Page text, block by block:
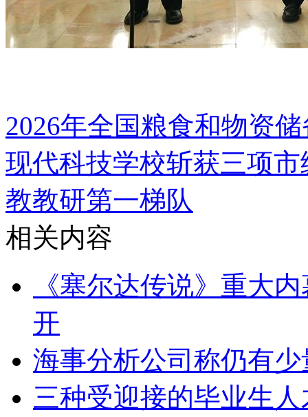
2026年全国粮食和物资
现代科技学校斩获三项
教教研第一梯队
相关内容
《塞尔达传说》重大
开
海事分析公司称仍有
三种受迎接的毕业生人